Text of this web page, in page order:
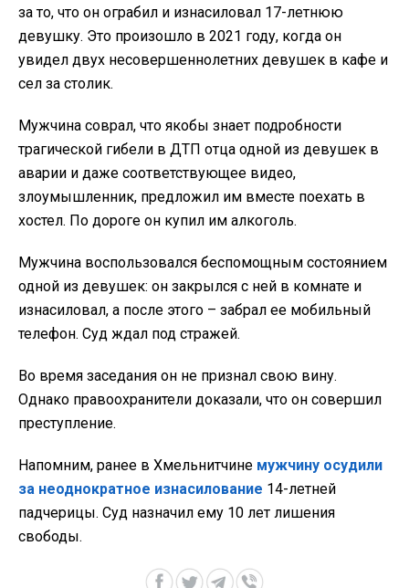
за то, что он ограбил и изнасиловал 17-летнюю
девушку. Это произошло в 2021 году, когда он
увидел двух несовершеннолетних девушек в кафе и
сел за столик.
Мужчина соврал, что якобы знает подробности
трагической гибели в ДТП отца одной из девушек в
аварии и даже соответствующее видео,
злоумышленник, предложил им вместе поехать в
хостел. По дороге он купил им алкоголь.
Мужчина воспользовался беспомощным состоянием
одной из девушек: он закрылся с ней в комнате и
изнасиловал, а после этого – забрал ее мобильный
телефон. Суд ждал под стражей.
Во время заседания он не признал свою вину.
Однако правоохранители доказали, что он совершил
преступление.
Напомним, ранее в Хмельнитчине мужчину осудили
за неоднократное изнасилование 14-летней
падчерицы. Суд назначил ему 10 лет лишения
свободы.